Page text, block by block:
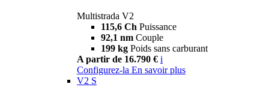
Multistrada V2
115,6 Ch Puissance
92,1 nm Couple
199 kg Poids sans carburant
A partir de 16.790 € i
Configurez-la En savoir plus
V2 S